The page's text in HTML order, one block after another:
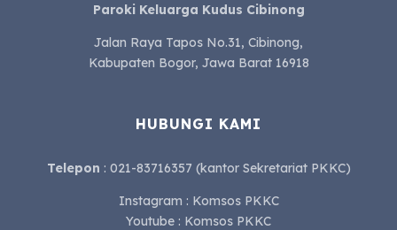
Paroki Keluarga Kudus Cibinong
Jalan Raya Tapos No.31, Cibinong,
Kabupaten Bogor, Jawa Barat 16918
HUBUNGI KAMI
Telepon : 021-83716357 (kantor Sekretariat PKKC)
Instagram : Komsos PKKC
Youtube : Komsos PKKC